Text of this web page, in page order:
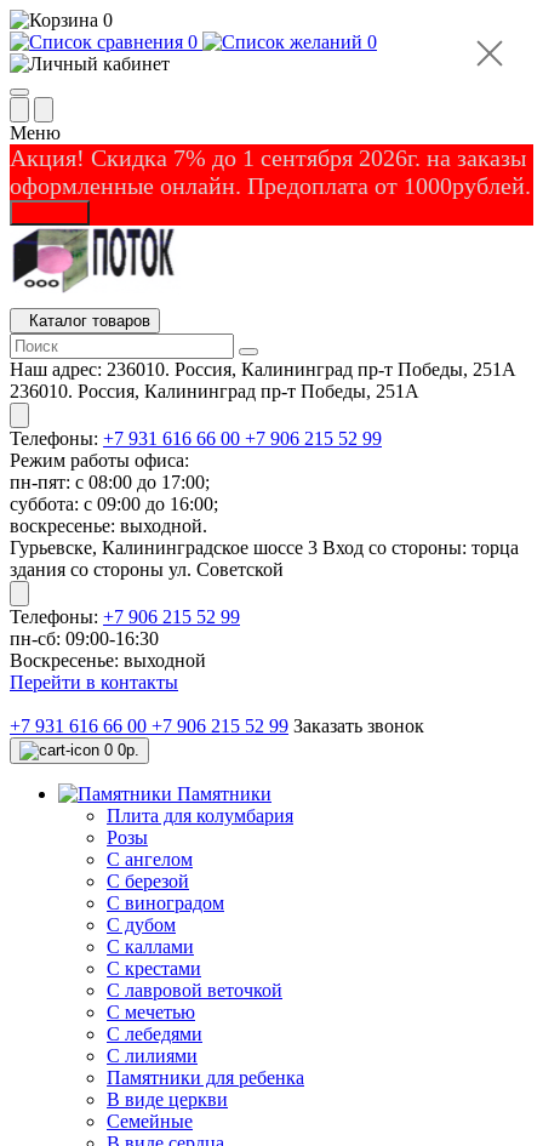
0
0
0
Меню
Акция! Скидка 7% до 1 сентября 2026г. на заказы
оформленные онлайн. Предоплата от 1000рублей.
Каталог товаров
Наш адрес: 236010. Россия, Калининград пр-т Победы, 251А
236010. Россия, Калининград пр-т Победы, 251А
Телефоны: +7 931 616 66 00 +7 906 215 52 99
Режим работы офиса:
пн-пят: с 08:00 до 17:00;
суббота: с 09:00 до 16:00;
воскресенье: выходной.
Гурьевске, Калининградское шоссе 3 Вход со стороны: торца
здания со стороны ул. Советской
Телефоны: +7 906 215 52 99
пн-сб: 09:00-16:30
Воскресенье: выходной
Перейти в контакты
+7 931 616 66 00 +7 906 215 52 99 Заказать звонок
0 0р.
Памятники
Плита для колумбария
Розы
C ангелом
C березой
С виноградом
С дубом
С каллами
С крестами
С лавровой веточкой
С мечетью
C лебедями
С лилиями
Памятники для ребенка
В виде церкви
Семейные